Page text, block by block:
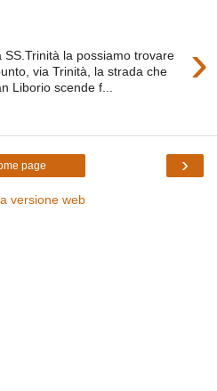
›
SS.Trinità la possiamo trovare
via Trinità, la strada che
Liborio scende f...
›
page
versione web